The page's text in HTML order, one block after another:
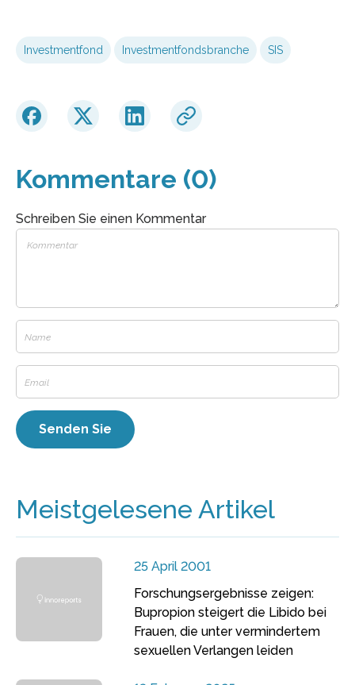
Investmentfond Investmentfondsbranche SIS
Kommentare (0)
Schreiben Sie einen Kommentar
Meistgelesene Artikel
25 April 2001
Forschungsergebnisse zeigen:
Bupropion steigert die Libido bei
Frauen, die unter vermindertem
sexuellen Verlangen leiden